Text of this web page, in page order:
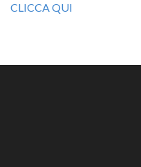
CLICCA QUI